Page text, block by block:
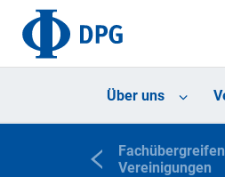
Über uns
Vereinigungen